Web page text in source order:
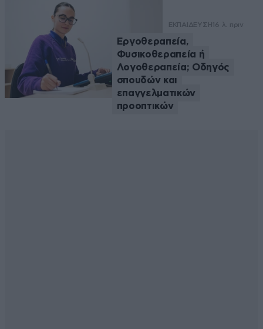
ΕΚΠΑΙΔΕΥΣΗ 16 λ. πριν
Εργοθεραπεία,
Φυσικοθεραπεία ή
Λογοθεραπεία; Οδηγός
σπουδών και
επαγγελματικών
προοπτικών